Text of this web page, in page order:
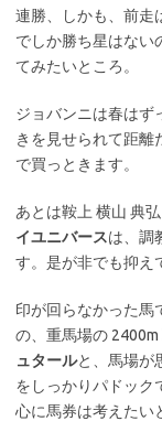
連勝、しかも、前走
でしか勝ち星はない
てみたいところ。
ジョバンニは春はず
きを見せられて距離
で買っときます。
あとは鞍上 横山 典
イユニバースは、調
す。是が非でも抑え
印が回らなかった馬
の、重馬場の
ュタールと、馬場が
をしっかりパドック
心に馬券は考えたい